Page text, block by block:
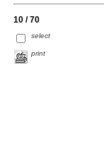
10 / 70
select
print